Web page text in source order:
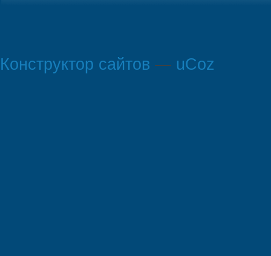
Конструктор сайтов — uCoz